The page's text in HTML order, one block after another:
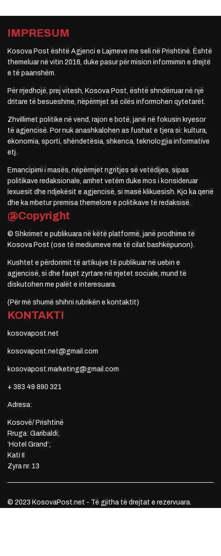
IMPRESUM
Kosova Post është Agjenci e Lajmeve me seli në Prishtinë. Është
themeluar në vitin 2016, duke pasur për mision informimin e drejtë
e të paanshëm.
Për rrjedhojë, prej vitesh, Kosova Post, është shndërruar në një
dritare të besueshme, nëpërmjet së cilës informohen qytetarët.
Zhvillimet politike në vend, rajon e botë, janë në fokusin kryesor
të agjencisë. Por nuk anashkalohen as fushat e tjera si: kultura,
ekonomia, sporti, shëndetësia, shkenca, teknologjia informative
etj.
Emancipimi i masës, nëpërmjet ngritjes së vetëdijes, sipas
politikave redaksionale, arrihet vetëm duke mos i konsideruar
lexuesit dhe ndjekësit e agjencisë, si masë klikuesish. Kjo ka qenë
dhe ka mbetur premisa themelore e politikave të redaksisë.
@Copyright
© Shkrimet e publikuara në këtë platformë, janë prodhime të
Kosova Post (ose të mediumeve me të cilat bashkëpunon).
Kushtet e përdorimit të artikujve të publikuar në uebin e
agjencisë, si dhe faqet zyrtare në rrjetet sociale, mund të
diskutohen me palët e interesuara.
(Për më shumë shihni rubrikën e kontaktit)
KONTAKTI
kosovapost.net
kosovapost.net@gmail.com
kosovapost.marketing@gmail.com
+ 383 49 890 321
Adresa:
Kosovë/ Prishtinë
Rruga: Garibaldi;
‘Hotel Grand’;
Kati II
Zyra nr. 13
© 2023 KosovaPost.net - Të gjitha të drejtat e rezervuara.